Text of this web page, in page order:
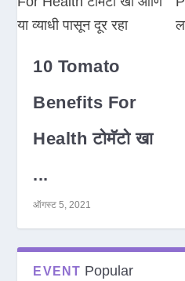
10 Tomato
Benefits For
Health टोमॅटो खा
...
ऑगस्ट 5, 2021
EVENT Popular